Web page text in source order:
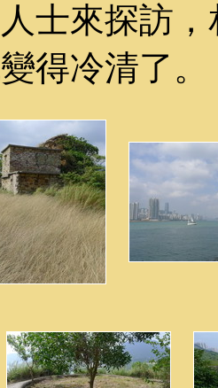
士來探訪
得冷清了。